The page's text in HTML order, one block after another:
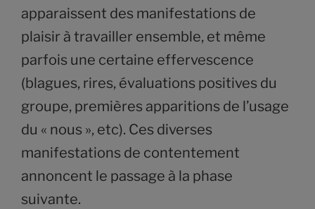
apparaissent des manifestations de
plaisir à travailler ensemble, et même
parfois une certaine effervescence
(blagues, rires, évaluations positives du
groupe, premières apparitions de l’usage
du « nous », etc). Ces diverses
manifestations de contentement
annoncent le passage à la phase
suivante.